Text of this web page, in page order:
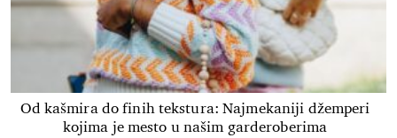
Od kašmira do finih tekstura: Najmekaniji džemperi
kojima je mesto u našim garderoberima